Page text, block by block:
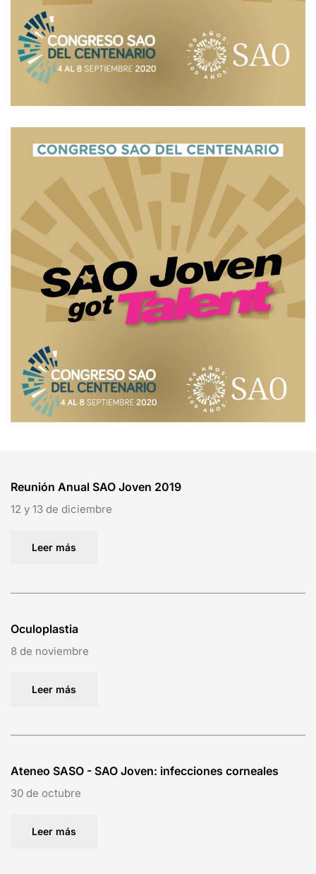
Reunión Anual SAO Joven 2019
12 y 13 de diciembre
Leer más
Oculoplastia
8 de noviembre
Leer más
Ateneo SASO - SAO Joven: infecciones corneales
30 de octubre
Leer más